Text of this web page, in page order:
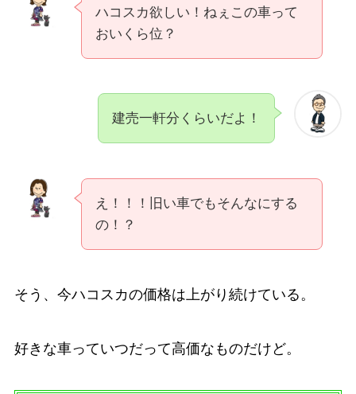
ハコスカ欲しい！ねぇこの車って
おいくら位？
建売一軒分くらいだよ！
え！！！旧い車でもそんなにする
の！？
そう、今ハコスカの価格は上がり続けている。
好きな車っていつだって高価なものだけど。